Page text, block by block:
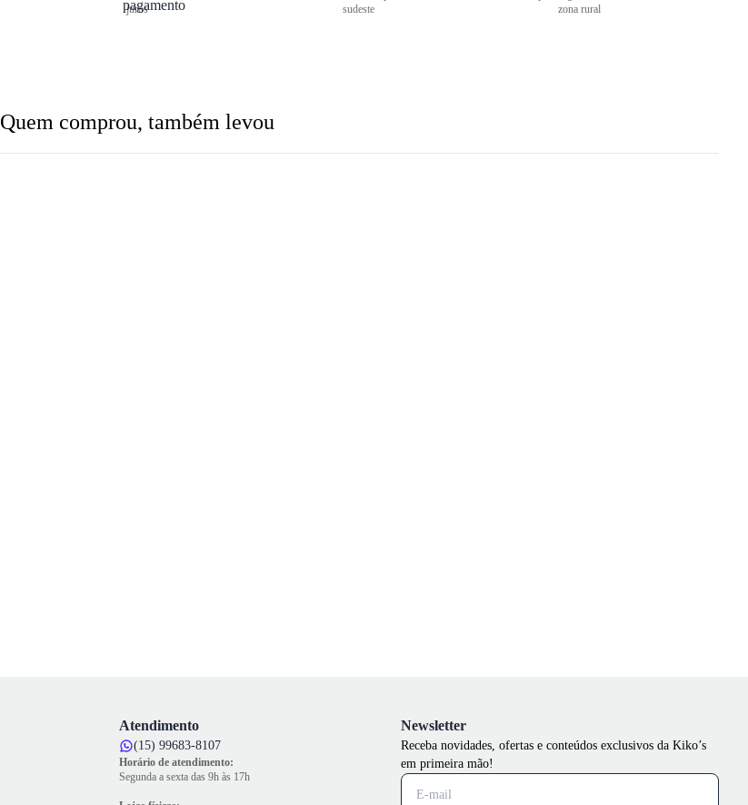
juros
sudeste
zona rural
Quem comprou, também levou
Atendimento
(15) 99683-8107
Horário de atendimento:
Segunda a sexta das 9h às 17h
Newsletter
Receba novidades, ofertas e conteúdos exclusivos da Kiko’s
em primeira mão!